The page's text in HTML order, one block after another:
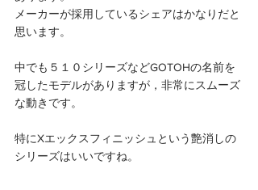
メーカーが採用しているシェアはかなりだと
思います。
中でも５１０シリーズなどGOTOHの名前を
冠したモデルがありますが，非常にスムーズ
な動きです。
特にXエックスフィニッシュという艶消しの
シリーズはいいですね。